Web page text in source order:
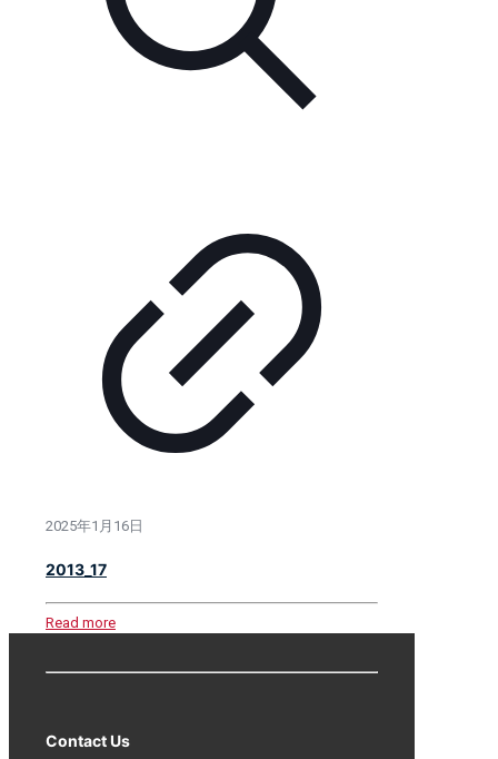
2025年1月16日
2013_17
Read more
Contact Us